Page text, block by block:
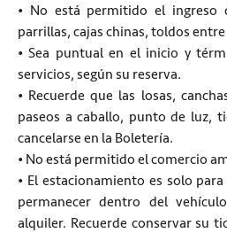
• No está permitido el ingreso
parrillas, cajas chinas, toldos
• Sea puntual en el inicio y
servicios, según su reserva.
• Recuerde que las losas,
paseos a caballo, punto de luz,
cancelarse en la Boletería.
• No está permitido el comercio
• El estacionamiento es solo
permanecer dentro del
alquiler. Recuerde conservar su